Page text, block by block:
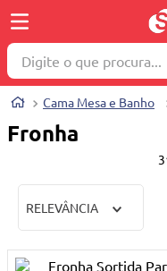
Digite o que procura...
Cama Mesa e Banho
Fronha
RELEVÂNCIA